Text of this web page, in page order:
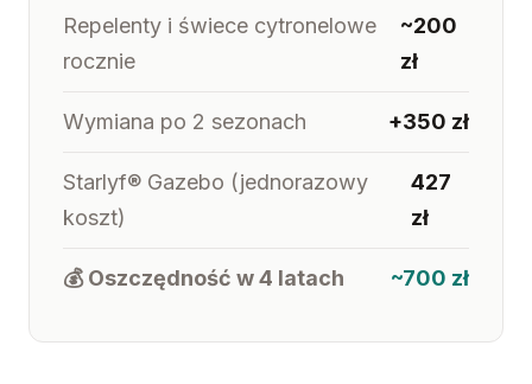
Repelenty i świece cytronelowe
rocznie
~200
zł
Wymiana po 2 sezonach +350 zł
Starlyf® Gazebo (jednorazowy
koszt)
427
zł
💰 Oszczędność w 4 latach ~700 zł